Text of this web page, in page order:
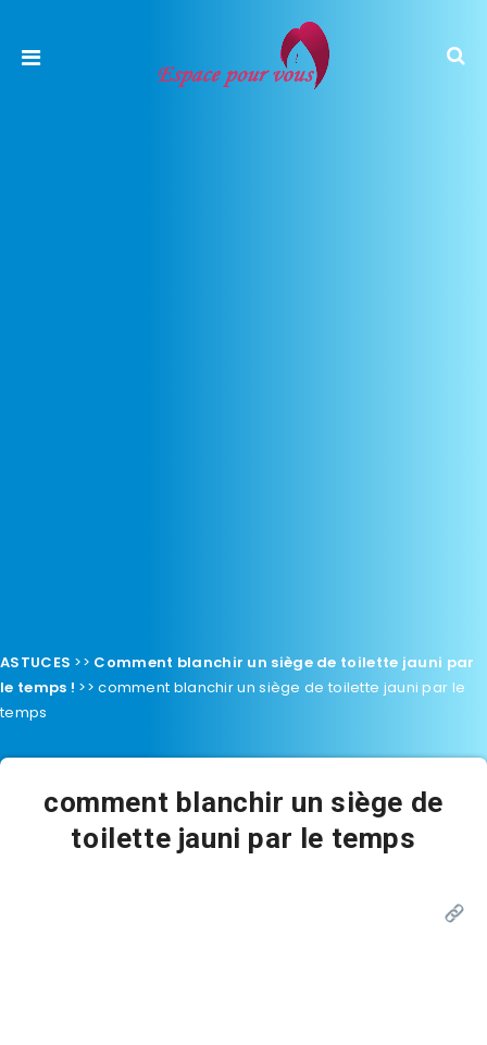
ASTUCES >> Comment blanchir un siège de toilette jauni par
le temps ! >>comment blanchir un siège de toilette jauni par le
temps
comment blanchir un siège de
toilette jauni par le temps